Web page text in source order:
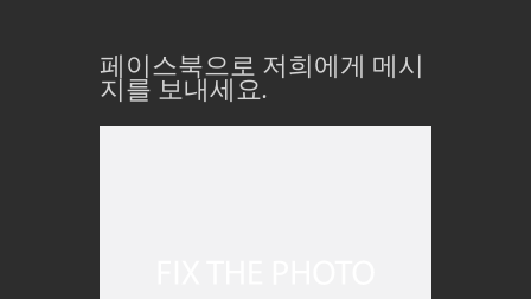
페이스북으로 저희에게 메시
지를 보내세요.